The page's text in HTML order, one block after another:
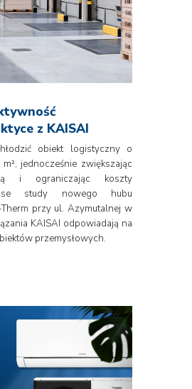
z KAISAI
obiekt logistyczny o
jednocześnie zwiększając
i ograniczając koszty
study nowego hubu
przy ul. Azymutalnej w
KAISAI odpowiadają na
przemysłowych.